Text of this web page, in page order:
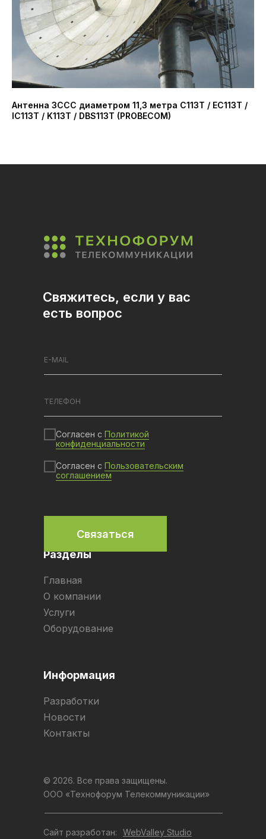
Антенна ЗССС диаметром 11,3 метра C113T / EC113T /
IC113T / K113T / DBS113T (PROBECOM)
Разделы
Информация
Главная
О компании
Услуги
Оборудование
Разработки
Новости
Контакты
© 2026. Все права защищены.
ООО «Технофорум Телекоммуникации»
Сайт разработан:
Согласен с Политикой
конфиденциальности
Согласен с Пользовательским
соглашением
Связаться
Свяжитесь, если у вас
есть вопрос
WebValley Studio